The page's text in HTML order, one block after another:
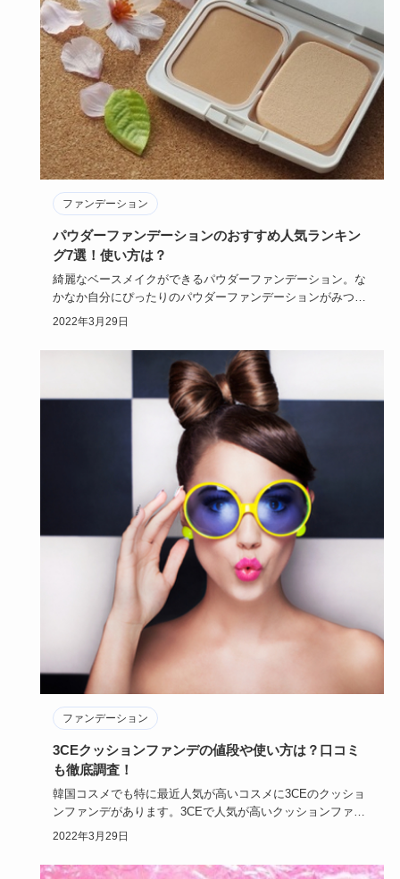
ファンデーション
パウダーファンデーションのおすすめ人気ランキン
グ7選！使い方は？
綺麗なベースメイクができるパウダーファンデーション。な
かなか自分にぴったりのパウダーファンデーションがみつか
らないと嘆いて…
2022年3月29日
ファンデーション
3CEクッションファンデの値段や使い方は？口コミ
も徹底調査！
韓国コスメでも特に最近人気が高いコスメに3CEのクッショ
ンファンデがあります。3CEで人気が高いクッションファン
デの値段は…
2022年3月29日